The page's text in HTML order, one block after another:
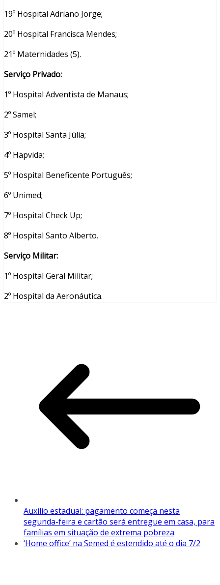
19º Hospital Adriano Jorge;
20º Hospital Francisca Mendes;
21º Maternidades (5).
Serviço Privado:
1º Hospital Adventista de Manaus;
2º Samel;
3º Hospital Santa Júlia;
4º Hapvida;
5º Hospital Beneficente Português;
6º Unimed;
7º Hospital Check Up;
8º Hospital Santo Alberto.
Serviço Militar:
1º Hospital Geral Militar;
2º Hospital da Aeronáutica.
Auxílio estadual: pagamento começa nesta
segunda-feira e cartão será entregue em casa, para
famílias em situação de extrema pobreza
‘Home office’ na Semed é estendido até o dia 7/2